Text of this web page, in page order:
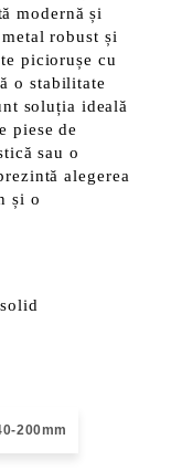
modernă și
metal robust și
piciorușe cu
o stabilitate
soluția ideală
piese de
sau o
alegerea
și o
200mm